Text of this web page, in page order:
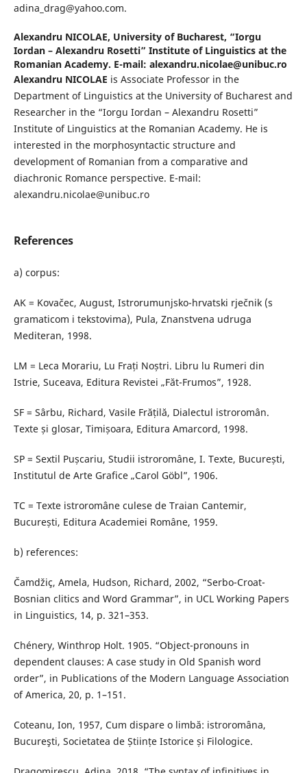
adina_drag@yahoo.com.
Alexandru NICOLAE, University of Bucharest, “Iorgu
Iordan – Alexandru Rosetti” Institute of Linguistics at the
Romanian Academy. E-mail: alexandru.nicolae@unibuc.ro
Alexandru NICOLAE is Associate Professor in the
Department of Linguistics at the University of Bucharest and
Researcher in the “Iorgu Iordan – Alexandru Rosetti”
Institute of Linguistics at the Romanian Academy. He is
interested in the morphosyntactic structure and
development of Romanian from a comparative and
diachronic Romance perspective. E-mail:
alexandru.nicolae@unibuc.ro
References
a) corpus:
AK = Kovačec, August, Istrorumunjsko-hrvatski rječnik (s
gramaticom i tekstovima), Pula, Znanstvena udruga
Mediteran, 1998.
LM = Leca Morariu, Lu Frați Noștri. Libru lu Rumeri din
Istrie, Suceava, Editura Revistei „Făt-Frumos”, 1928.
SF = Sârbu, Richard, Vasile Frățilă, Dialectul istroromân.
Texte și glosar, Timișoara, Editura Amarcord, 1998.
SP = Sextil Pușcariu, Studii istroromâne, I. Texte, București,
Institutul de Arte Grafice „Carol Göbl”, 1906.
TC = Texte istroromâne culese de Traian Cantemir,
București, Editura Academiei Române, 1959.
b) references:
Čamdžiç, Amela, Hudson, Richard, 2002, “Serbo-Croat-
Bosnian clitics and Word Grammar”, in UCL Working Papers
in Linguistics, 14, p. 321–353.
Chénery, Winthrop Holt. 1905. “Object-pronouns in
dependent clauses: A case study in Old Spanish word
order”, in Publications of the Modern Language Association
of America, 20, p. 1–151.
Coteanu, Ion, 1957, Cum dispare o limbă: istroromâna,
Bucureşti, Societatea de Științe Istorice și Filologice.